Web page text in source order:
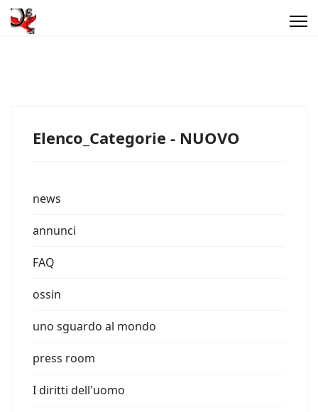
Elenco_Categorie - NUOVO
news
annunci
FAQ
ossin
uno sguardo al mondo
press room
I diritti dell'uomo